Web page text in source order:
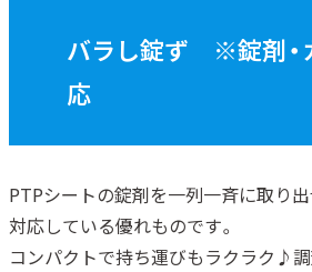
バラし錠ず ※錠剤・
応
PTPシートの錠剤を一列一斉に取り
対応している優れものです。
コンパクトで持ち運びもラクラク♪